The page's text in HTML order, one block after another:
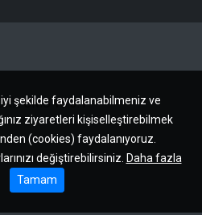
şekilde faydalanabilmeniz ve
ziyaretleri kişiselleştirebilmek
(cookies) faydalanıyoruz.
değiştirebilirsiniz. Daha fazla
Tamam